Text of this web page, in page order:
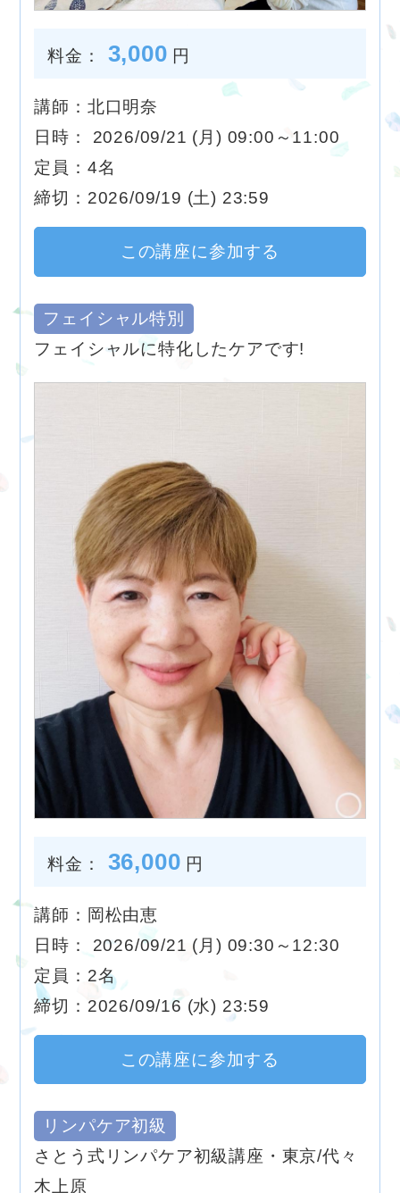
料金： 3,000 円
講師：北口明奈
日時： 2026/09/21 (月) 09:00～11:00
定員：4名
締切：2026/09/19 (土) 23:59
この講座に参加する
フェイシャル特別
フェイシャルに特化したケアです!
料金： 36,000 円
講師：岡松由恵
日時： 2026/09/21 (月) 09:30～12:30
定員：2名
締切：2026/09/16 (水) 23:59
この講座に参加する
リンパケア初級
さとう式リンパケア初級講座・東京/代々
木上原